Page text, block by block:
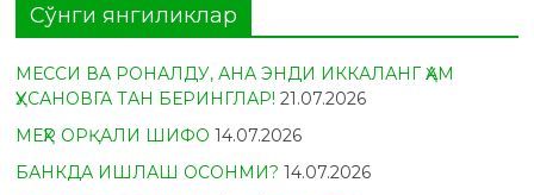
Сўнги янгиликлар
МЕССИ ВА РОНАЛДУ, АНА ЭНДИ ИККАЛАНГ ҲАМ
ҲУСАНОВГА ТАН БЕРИНГЛАР! 21.07.2026
МЕҲР ОРҚАЛИ ШИФО 14.07.2026
БАНКДА ИШЛАШ ОСОНМИ? 14.07.2026